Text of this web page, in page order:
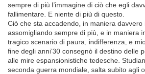
sempre di più l’immagine di ciò che egli
fallimentare. E niente di più di questo.
Ciò che sta accadendo, in maniera davvero
assomigliando sempre di più, e in maniera
tragico scenario di paura, indifferenza, e
fine degli anni’30 consegnò il destino delle
alle mire espansionistiche tedesche.
seconda guerra mondiale, salta subito agli